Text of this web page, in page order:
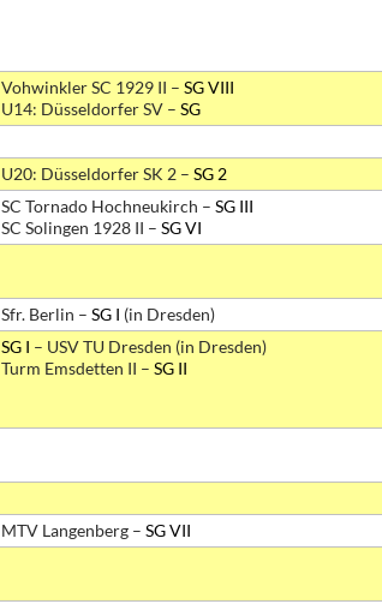
Vohwinkler SC 1929 II – SG VIII
U14: Düsseldorfer SV – SG
U20: Düsseldorfer SK 2 – SG 2
SC Tornado Hochneukirch – SG III
SC Solingen 1928 II – SG VI
Sfr. Berlin – SG I (in Dresden)
SG I – USV TU Dresden (in Dresden)
Turm Emsdetten II – SG II
MTV Langenberg – SG VII